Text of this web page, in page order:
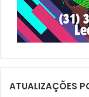
ATUALIZAÇÕES